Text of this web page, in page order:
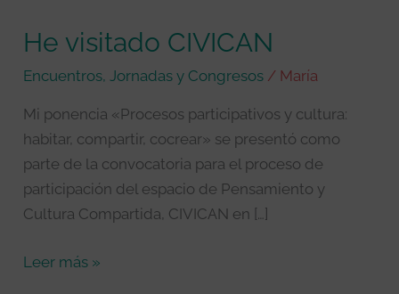
He visitado CIVICAN
Encuentros, Jornadas y Congresos / María
Mi ponencia «Procesos participativos y cultura:
habitar, compartir, cocrear» se presentó como
parte de la convocatoria para el proceso de
participación del espacio de Pensamiento y
Cultura Compartida, CIVICAN en […]
CIVICAN
Leer más »